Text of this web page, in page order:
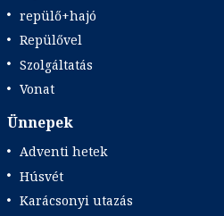
repülő+hajó
Repülővel
Szolgáltatás
Vonat
Ünnepek
Adventi hetek
Húsvét
Karácsonyi utazás